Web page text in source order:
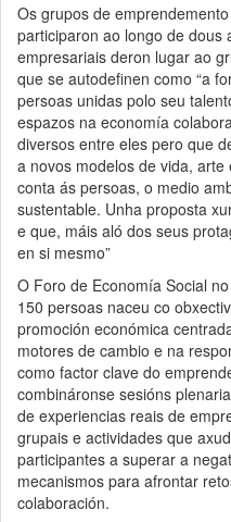
Os grupos de
participaron ao longo de dous
empresariais deron lugar ao
que se autodefinen como “a
persoas unidas polo seu
espazos na economía
diversos entre eles pero que
a novos modelos de vida,
conta ás persoas, o medio
sustentable. Unha proposta
e que, máis aló dos seus
en si mesmo”
O Foro de Economía Social
150 persoas naceu co
promoción económica
motores de cambio e na
como factor clave do
combináronse sesións
de experiencias reais de
grupais e actividades que
participantes a superar a
mecanismos para afrontar
colaboración.